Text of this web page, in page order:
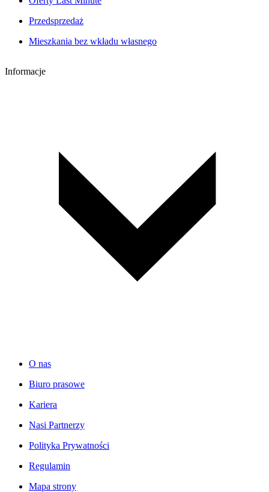
Przedsprzedaż
Mieszkania bez wkładu własnego
Informacje
O nas
Biuro prasowe
Kariera
Nasi Partnerzy
Polityka Prywatności
Regulamin
Mapa strony